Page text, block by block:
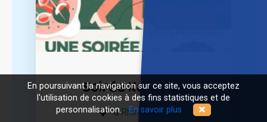
Soirée Karaoké
àRhinau (67)
En poursuivant la navigation sur ce site, vous acceptez
l'utilisation de cookies à des fins statistiques et de
personnalisation.En savoir plus